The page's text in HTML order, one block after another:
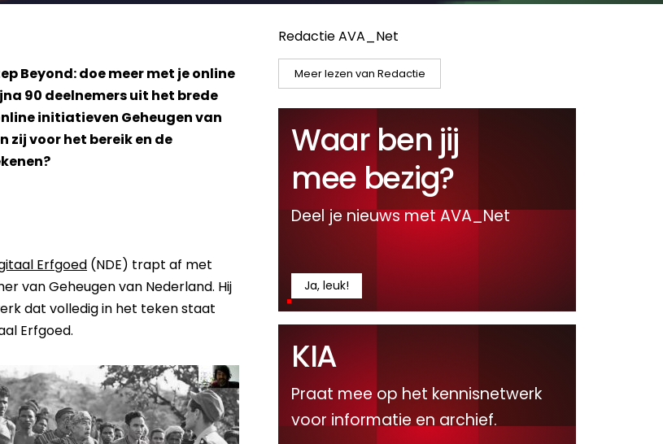
Beyond: doe meer met je online
90 deelnemers uit het brede
initiatieven Geheugen van
zij voor het bereik en de
Erfgoed (NDE) trapt af met
van Geheugen van Nederland. Hij
dat volledig in het teken staat
Erfgoed.
Redactie AVA_Net
Meer lezen van Redactie
Waar ben jij
mee bezig?
Deel je nieuws met AVA_Net
Ja, leuk!
KIA
Praat mee op het kennisnetwerk
voor informatie en archief.